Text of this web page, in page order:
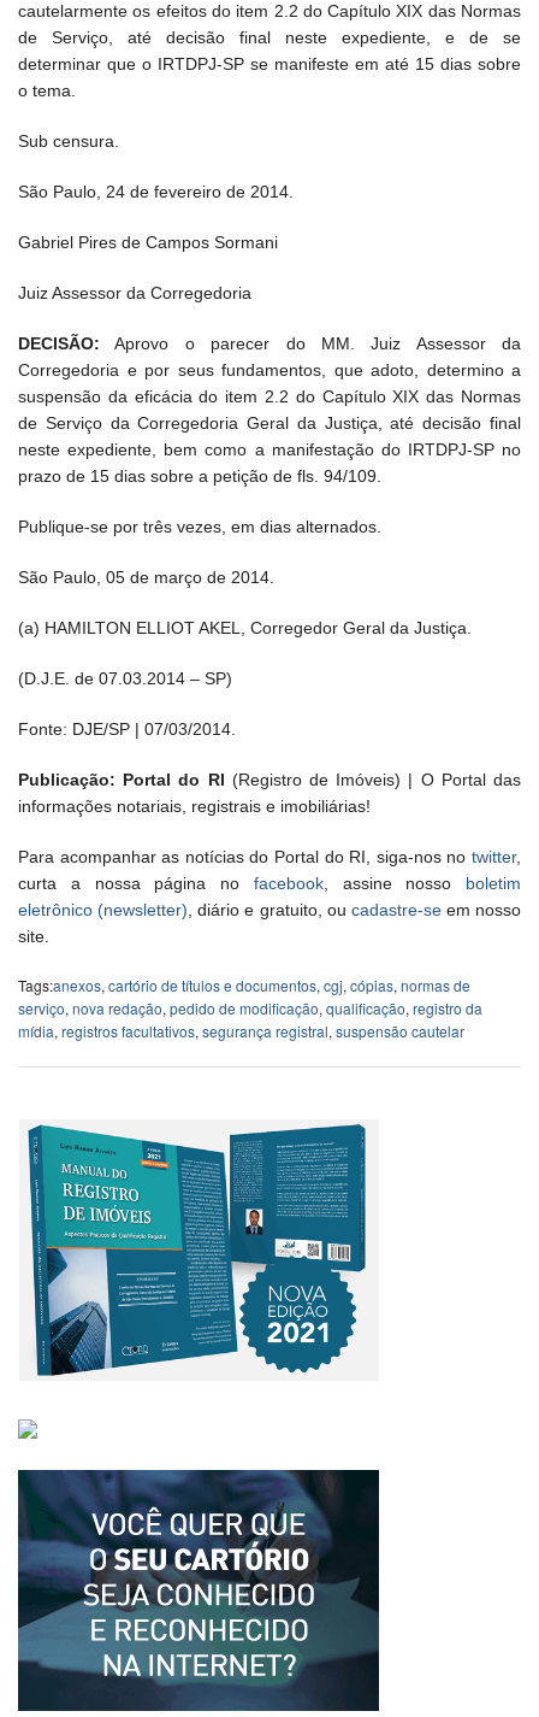
cautelarmente os efeitos do item 2.2 do Capítulo XIX das Normas
de Serviço, até decisão final neste expediente, e de se
determinar que o IRTDPJ-SP se manifeste em até 15 dias sobre
o tema.
Sub censura.
São Paulo, 24 de fevereiro de 2014.
Gabriel Pires de Campos Sormani
Juiz Assessor da Corregedoria
DECISÃO: Aprovo o parecer do MM. Juiz Assessor da
Corregedoria e por seus fundamentos, que adoto, determino a
suspensão da eficácia do item 2.2 do Capítulo XIX das Normas
de Serviço da Corregedoria Geral da Justiça, até decisão final
neste expediente, bem como a manifestação do IRTDPJ-SP no
prazo de 15 dias sobre a petição de fls. 94/109.
Publique-se por três vezes, em dias alternados.
São Paulo, 05 de março de 2014.
(a) HAMILTON ELLIOT AKEL, Corregedor Geral da Justiça.
(D.J.E. de 07.03.2014 – SP)
Fonte: DJE/SP | 07/03/2014.
Publicação: Portal do RI (Registro de Imóveis) | O Portal das
informações notariais, registrais e imobiliárias!
Para acompanhar as notícias do Portal do RI, siga-nos no twitter,
curta a nossa página no facebook, assine nosso boletim
eletrônico (newsletter) , diário e gratuito, ou cadastre-seem nosso
site.
Tags:anexos, cartório de títulos e documentos, cgj, cópias, normas de
serviço, nova redação, pedido de modificação, qualificação, registro da
mídia, registros facultativos, segurança registral, suspensão cautelar